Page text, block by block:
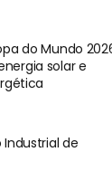
do Mundo
solar e
Industrial de